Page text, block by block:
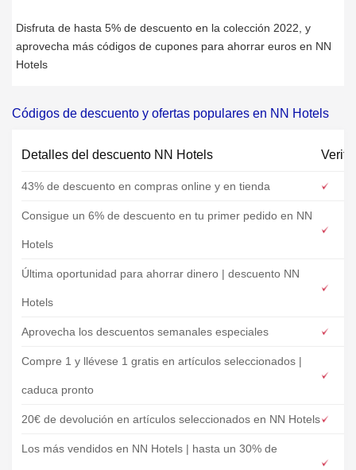
Disfruta de hasta 5% de descuento en la colección 2022, y
aprovecha más códigos de cupones para ahorrar euros en NN
Hotels
Códigos de descuento y ofertas populares en NN Hotels
Detalles del descuento NN Hotels
43% de descuento en compras online y en tienda
Consigue un 6% de descuento en tu primer pedido en NN
Hotels
Última oportunidad para ahorrar dinero | descuento NN
Hotels
Aprovecha los descuentos semanales especiales
Compre 1 y llévese 1 gratis en artículos seleccionados |
caduca pronto
20€ de devolución en artículos seleccionados en NN Hotels
Los más vendidos en NN Hotels | hasta un 30% de